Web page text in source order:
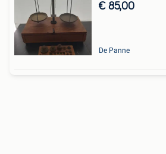
€ 85,00
De Panne